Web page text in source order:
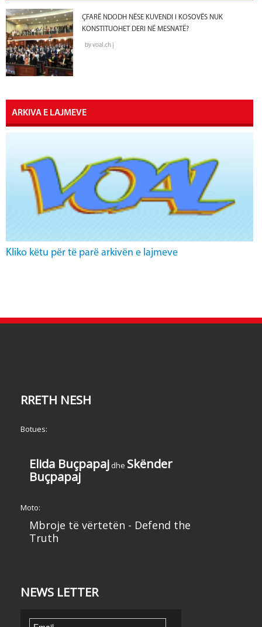
ÇFARË NDODH NËSE KUVENDI I KOSOVËS NUK
KONSTITUOHET DERI NË MESNATË?
by voal.ch |
ARKIVA E LAJMEVE
Kliko këtu për të parë arkivën e lajmeve
RRETH NESH
Botues:
Elida Buçpapaj dhe Skënder
Buçpapaj
Moto:
Mbroje të vërtetën - Defend the
Truth
NEWS LETTER